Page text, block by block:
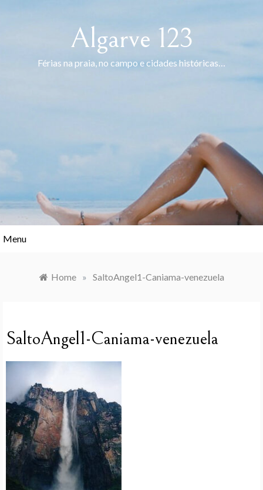
Algarve 123
Férias na praia, no campo e cidades históricas…
Menu
Home » SaltoAngel1-Caniama-venezuela
SaltoAngel1-Caniama-venezuela